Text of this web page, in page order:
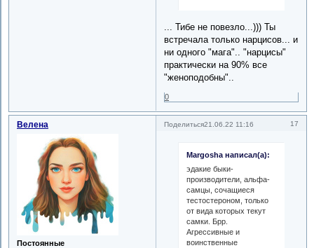
... Тибе не повезло...))) Ты
встречала только нарцисов... и
ни одного "мага".. "нарцисы"
практически на 90% все
"женоподобны"..
0
Поделиться 17
21.06.22 11:16
Велена
Постоянные
Margosha написал(а):
эдакие быки-
производители, альфа-
самцы, сочащиеся
тестостероном, только
от вида которых текут
самки. Брр.
Агрессивные и
воинственные